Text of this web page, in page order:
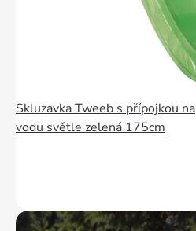
Skluzavka Tweeb s přípojkou na
vodu světle zelená 175cm